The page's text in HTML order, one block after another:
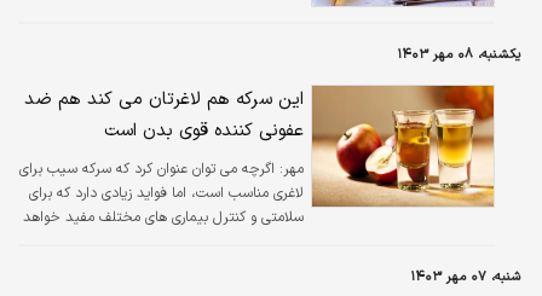
یکشنبه، ۰۸ مهر ۱۴۰۳
این سرکه هم لاغرتان می کند هم ضد
عفونی کننده قوی بدن است
مهر: اگرچه می توان عنوان کرد که سرکه سیب برای
لاغری مناسب است، اما فواید زیادی دارد که برای
سلامتی و کنترل بیماری ‌های مختلف مفید خواهد
شنبه، ۰۷ مهر ۱۴۰۳